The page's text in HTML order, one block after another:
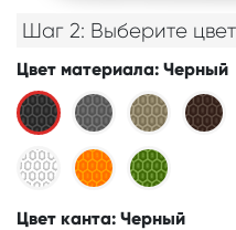
Шаг 2: Выберите
Цвет материала: Черный
Цвет канта: Черный